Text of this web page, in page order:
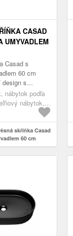
CASAD
UMYVADLEM
WOTAN
Casad s
60 cm
design s
prostorné
dostatek
...
nábytok podľa
nábytok,
skrinky s
skříňka Casad
60 cm